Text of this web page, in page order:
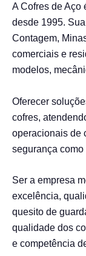
A Cofres de Aço
desde 1995.
Contagem,
comerciais e
modelos,
Oferecer
cofres,
operacionais de
segurança como
Ser a empresa
excelência,
quesito de
qualidade dos
e competência